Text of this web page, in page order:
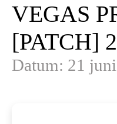
VEGAS
[PATCH]
Datum: 21